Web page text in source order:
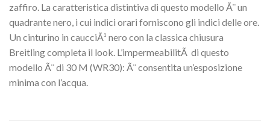
zaffiro. La caratteristica distintiva di questo modello Ã¨ un
quadrante nero, i cui indici orari forniscono gli indici delle ore.
Un cinturino in caucciÃ¹ nero con la classica chiusura
Breitling completa il look. L’impermeabilitÃ di questo
modello Ã¨ di 30 M (WR30): Ã¨ consentita un’esposizione
minima con l’acqua.